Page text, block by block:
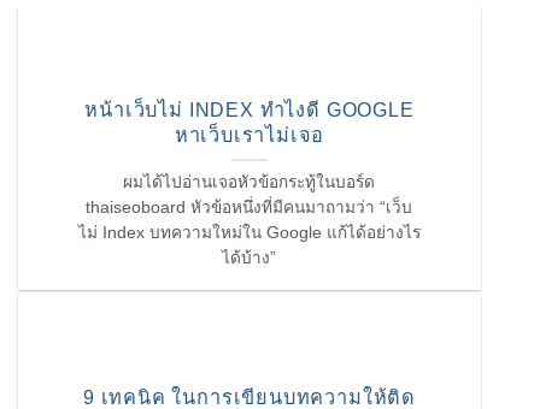
หน้าเว็บไม่ INDEX ทำไงดี GOOGLE
หาเว็บเราไม่เจอ
ผมได้ไปอ่านเจอหัวข้อกระทู้ในบอร์ด
thaiseoboard หัวข้อหนึ่งที่มีคนมาถามว่า “เว็บ
ไม่ Index บทความใหม่ใน Google แก้ได้อย่างไร
ได้บ้าง”
9 เทคนิค ในการเขียนบทความให้ติด